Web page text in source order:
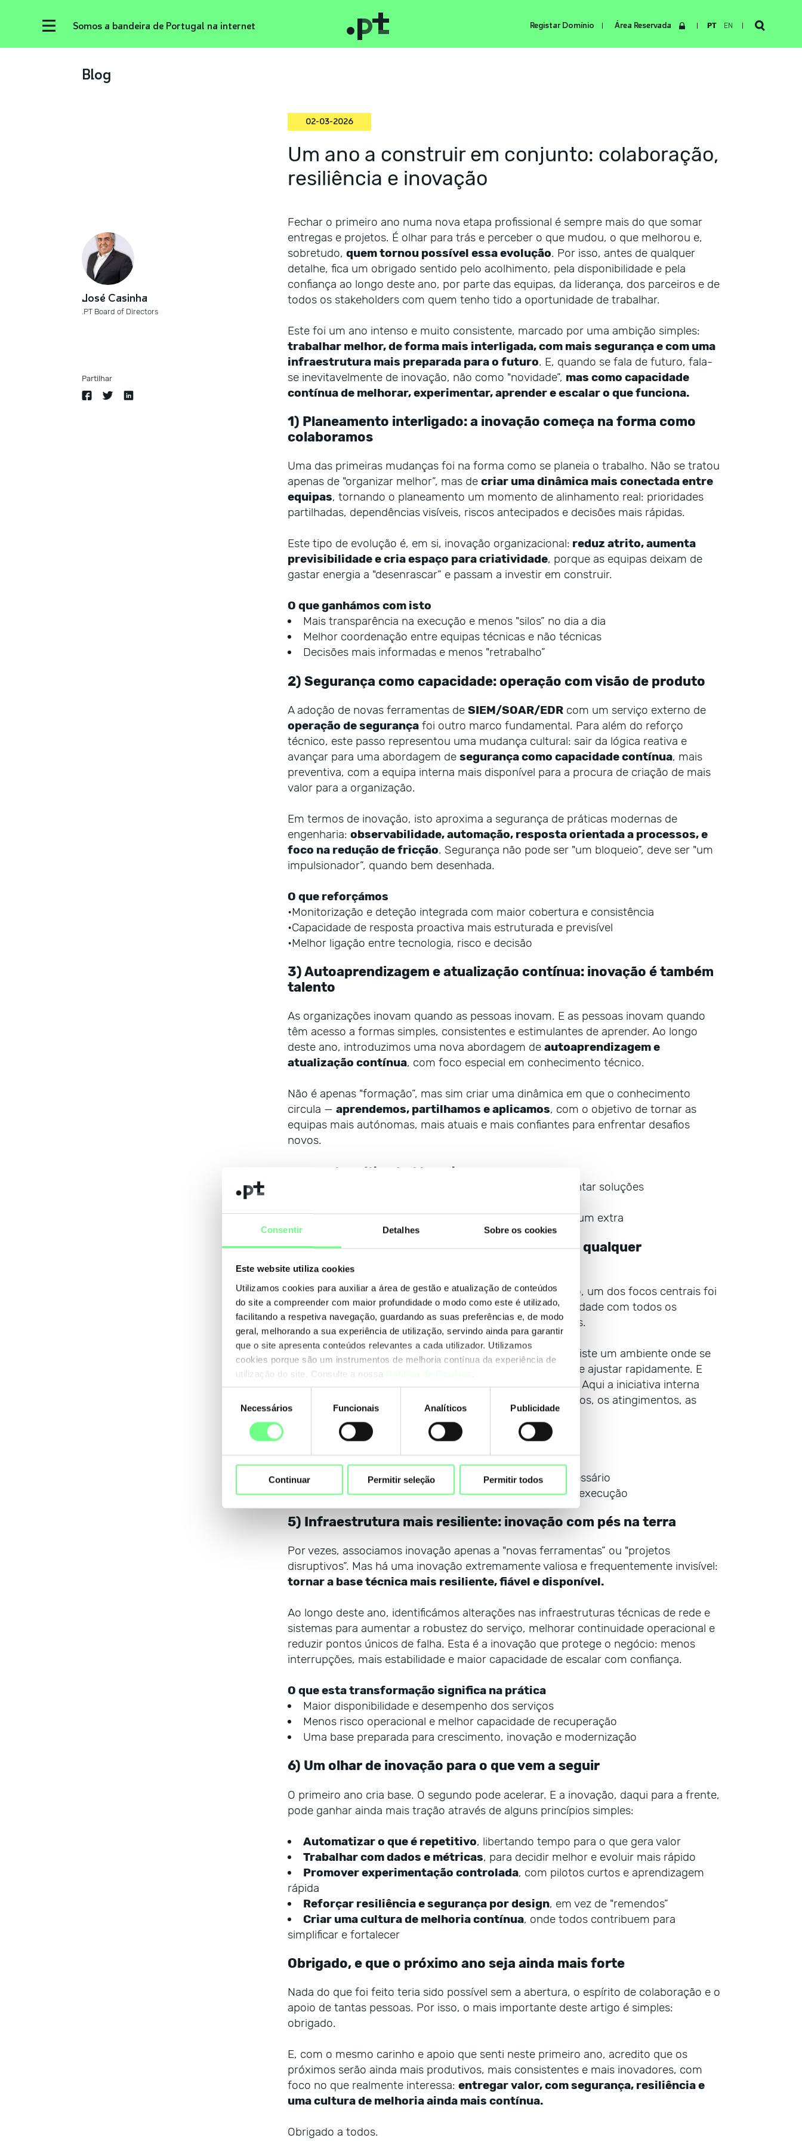
Consentir Detalhes Sobre os cookies
Este website utiliza cookies
Utilizamos cookies para auxiliar a área de gestão e atualização de conteúdos
do site a compreender com maior profundidade o modo como este é utilizado,
facilitando a respetiva navegação, guardando as suas preferências e, de modo
geral, melhorando a sua experiência de utilização, servindo ainda para garantir
que o site apresenta conteúdos relevantes a cada utilizador. Utilizamos
cookies porque são um instrumentos de melhoria contínua da experiência de
utilização do site. Consulte a nossa
consentimento
Necessários Funcionais Analíticos Publicidade
Continuar Permitir seleção Permitir todos
Somos a bandeira de Portugal na internet Registar Domínio Área Reservada PT EN
Blog
José Casinha
.PT Board of Directors
Partilhar
02-03-2026
Um ano a construir em conjunto: colaboração,
resiliência e inovação
Fechar o primeiro ano numa nova etapa profissional é sempre mais do que somar
entregas e projetos. É olhar para trás e perceber o que mudou, o que melhorou e,
sobretudo, quem tornou possível essa evolução. Por isso, antes de qualquer
detalhe, fica um obrigado sentido pelo acolhimento, pela disponibilidade e pela
confiança ao longo deste ano, por parte das equipas, da liderança, dos parceiros e de
todos os stakeholders com quem tenho tido a oportunidade de trabalhar.
Este foi um ano intenso e muito consistente, marcado por uma ambição simples:
trabalhar melhor, de forma mais interligada, com mais segurança e com uma
infraestrutura mais preparada para o futuro. E, quando se fala de futuro, fala-
se inevitavelmente de inovação, não como "novidade”, mas como capacidade
contínua de melhorar, experimentar, aprender e escalar o que funciona.
1) Planeamento interligado: a inovação começa na forma como
colaboramos
Uma das primeiras mudanças foi na forma como se planeia o trabalho. Não se tratou
apenas de "organizar melhor”, mas de criar uma dinâmica mais conectada entre
equipas, tornando o planeamento um momento de alinhamento real: prioridades
partilhadas, dependências visíveis, riscos antecipados e decisões mais rápidas.
Este tipo de evolução é, em si, inovação organizacional: reduz atrito, aumenta
previsibilidade e cria espaço para criatividade, porque as equipas deixam de
gastar energia a "desenrascar” e passam a investir em construir.
O que ganhámos com isto
Mais transparência na execução e menos "silos” no dia a dia
Melhor coordenação entre equipas técnicas e não técnicas
Decisões mais informadas e menos "retrabalho”
2) Segurança como capacidade: operação com visão de produto
A adoção de novas ferramentas de SIEM/SOAR/EDR com um serviço externo de
operação de segurança foi outro marco fundamental. Para além do reforço
técnico, este passo representou uma mudança cultural: sair da lógica reativa e
avançar para uma abordagem de segurança como capacidade contínua, mais
preventiva, com a equipa interna mais disponível para a procura de criação de mais
valor para a organização.
Em termos de inovação, isto aproxima a segurança de práticas modernas de
engenharia: observabilidade, automação, resposta orientada a processos, e
foco na redução de fricção. Segurança não pode ser "um bloqueio”, deve ser "um
impulsionador”, quando bem desenhada.
O que reforçámos
•Monitorização e deteção integrada com maior cobertura e consistência
•Capacidade de resposta proactiva mais estruturada e previsível
•Melhor ligação entre tecnologia, risco e decisão
3) Autoaprendizagem e atualização contínua: inovação é também
talento
As organizações inovam quando as pessoas inovam. E as pessoas inovam quando
têm acesso a formas simples, consistentes e estimulantes de aprender. Ao longo
deste ano, introduzimos uma nova abordagem de autoaprendizagem e
atualização contínua, com foco especial em conhecimento técnico.
Não é apenas "formação”, mas sim criar uma dinâmica em que o conhecimento
circula — aprendemos, partilhamos e aplicamos, com o objetivo de tornar as
equipas mais autónomas, mais atuais e mais confiantes para enfrentar desafios
novos.
O que esta prática desbloqueia
Equipas mais atualizadas e mais capazes de experimentar soluções
Um ambiente onde aprender é parte do trabalho, não um extra
4) Confiança e integração: a base invisível de qualquer
transformação
Nenhuma mudança é sustentável sem confiança. Por isso, um dos focos centrais foi
a integração junto das equipas e a construção de proximidade com todos os
stakeholders: colaboradores, conselho diretivo e parceiros.
Inovação não acontece por decreto. Acontece quando existe um ambiente onde se
pode falar de problemas, testar caminhos, discutir riscos e ajustar rapidamente. E
isso só existe com relações saudáveis e confiança mútua. Aqui a iniciativa interna
caPTar é um dos instrumentos onde se partilha sem receios, os atingimentos, as
falhas e as experiências.
Escuta ativa e presença regular com as equipas
Comunicação diversificada clara, sem "jargão” desnecessário
Geração e alinhamento de ideias que possam garantir execução
5) Infraestrutura mais resiliente: inovação com pés na terra
Por vezes, associamos inovação apenas a "novas ferramentas” ou "projetos
disruptivos”. Mas há uma inovação extremamente valiosa e frequentemente invisível:
tornar a base técnica mais resiliente, fiável e disponível.
Ao longo deste ano, identificámos alterações nas infraestruturas técnicas de rede e
sistemas para aumentar a robustez do serviço, melhorar continuidade operacional e
reduzir pontos únicos de falha. Esta é a inovação que protege o negócio: menos
interrupções, mais estabilidade e maior capacidade de escalar com confiança.
O que esta transformação significa na prática
Maior disponibilidade e desempenho dos serviços
Menos risco operacional e melhor capacidade de recuperação
Uma base preparada para crescimento, inovação e modernização
6) Um olhar de inovação para o que vem a seguir
O primeiro ano cria base. O segundo pode acelerar. E a inovação, daqui para a frente,
pode ganhar ainda mais tração através de alguns princípios simples:
Automatizar o que é repetitivo, libertando tempo para o que gera valor
Trabalhar com dados e métricas, para decidir melhor e evoluir mais rápido
Promover experimentação controlada, com pilotos curtos e aprendizagem
rápida
Reforçar resiliência e segurança por design, em vez de "remendos”
Criar uma cultura de melhoria contínua, onde todos contribuem para
simplificar e fortalecer
Obrigado, e que o próximo ano seja ainda mais forte
Nada do que foi feito teria sido possível sem a abertura, o espírito de colaboração e o
apoio de tantas pessoas. Por isso, o mais importante deste artigo é simples:
obrigado.
E, com o mesmo carinho e apoio que senti neste primeiro ano, acredito que os
próximos serão ainda mais produtivos, mais consistentes e mais inovadores, com
foco no que realmente interessa: entregar valor, com segurança, resiliência e
uma cultura de melhoria ainda mais contínua.
Obrigado a todos.